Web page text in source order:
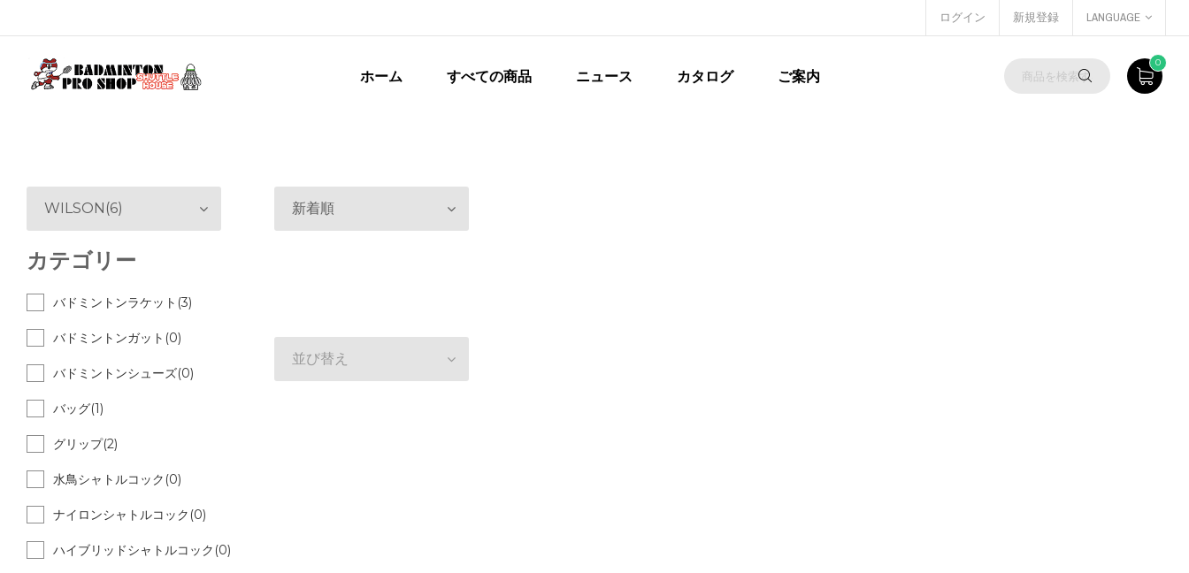
ログイン 新規登録 LANGUAGE
ホーム すべての商品 ニュース カタログ ご案内
0
新着順
並び替え
WILSON(6)
カテゴリー
バドミントンラケット(3)
バドミントンガット(0)
バドミントンシューズ(0)
バッグ(1)
グリップ(2)
水鳥シャトルコック(0)
ナイロンシャトルコック(0)
ハイブリッドシャトルコック(0)